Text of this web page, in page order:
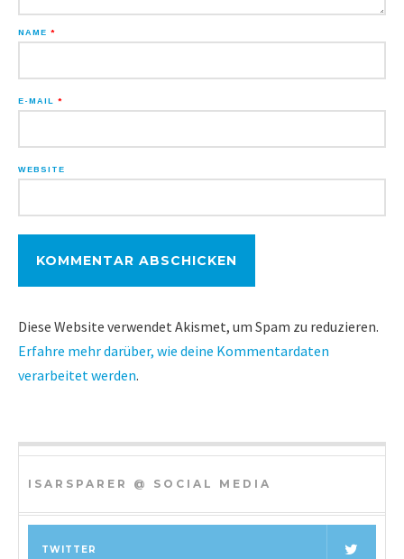
NAME *
E-MAIL *
WEBSITE
Diese Website verwendet Akismet, um Spam zu reduzieren.
Erfahre mehr darüber, wie deine Kommentardaten
verarbeitet werden.
ISARSPARER @ SOCIAL MEDIA
TWITTER